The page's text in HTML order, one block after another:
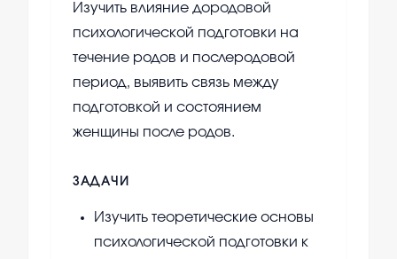
Изучить влияние дородовой
психологической подготовки на
течение родов и послеродовой
период, выявить связь между
подготовкой и состоянием
женщины после родов.
ЗАДАЧИ
Изучить теоретические основы
психологической подготовки к